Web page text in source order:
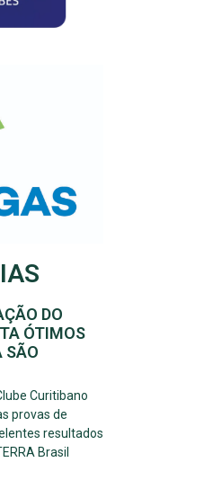
DO
ÓTIMOS
SÃO
Curitibano
provas de
resultados
Brasil